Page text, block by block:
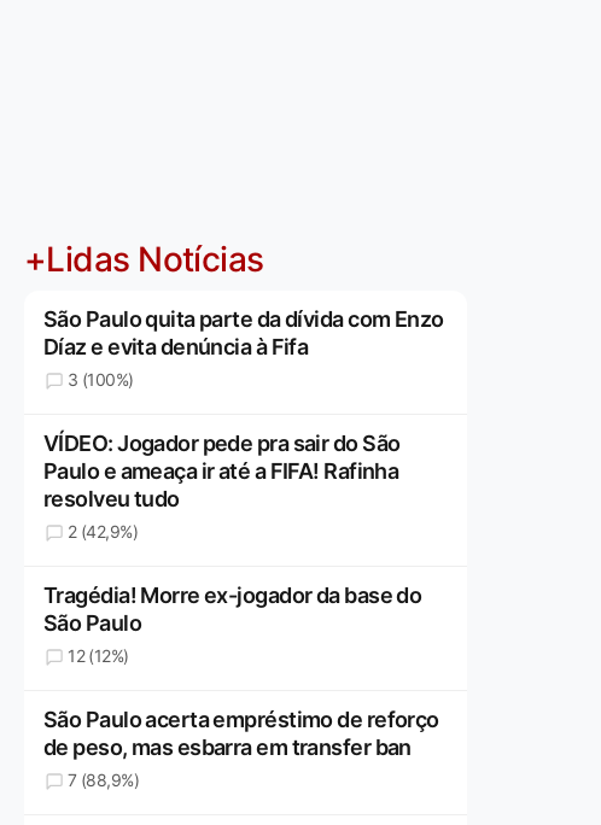
+Lidas Notícias
São Paulo quita parte da dívida com Enzo
Díaz e evita denúncia à Fifa
3 (100%)
VÍDEO: Jogador pede pra sair do São
Paulo e ameaça ir até a FIFA! Rafinha
resolveu tudo
2 (42,9%)
Tragédia! Morre ex-jogador da base do
São Paulo
12 (12%)
São Paulo acerta empréstimo de reforço
de peso, mas esbarra em transfer ban
7 (88,9%)